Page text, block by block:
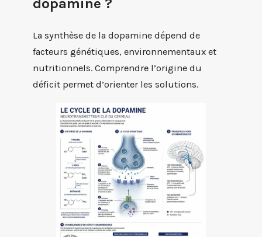
dopamine ?
La synthèse de la dopamine dépend de
facteurs génétiques, environnementaux et
nutritionnels. Comprendre l’origine du
déficit permet d’orienter les solutions.